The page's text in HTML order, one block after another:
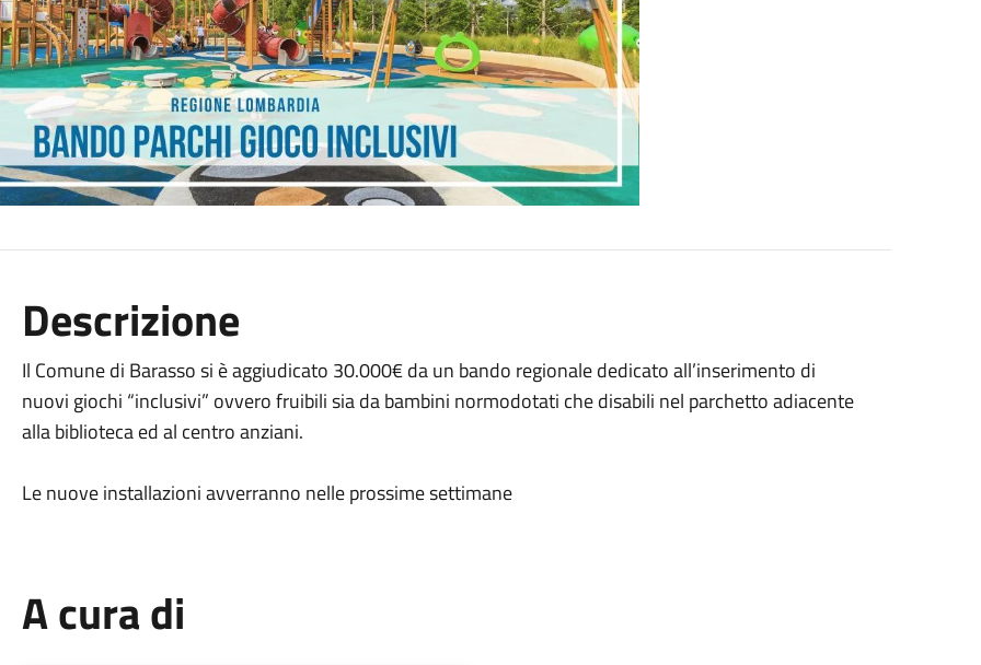
Descrizione
Il Comune di Barasso si è aggiudicato 30.000€ da un bando regionale dedicato all’inserimento di
nuovi giochi “inclusivi” ovvero fruibili sia da bambini normodotati che disabili nel parchetto adiacente
alla biblioteca ed al centro anziani.
Le nuove installazioni avverranno nelle prossime settimane
A cura di